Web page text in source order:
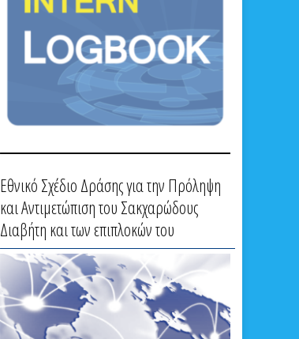
Εθνικό Σχέδιο Δράσης για την Πρόληψη
και Αντιμετώπιση του Σακχαρώδους
Διαβήτη και των επιπλοκών του